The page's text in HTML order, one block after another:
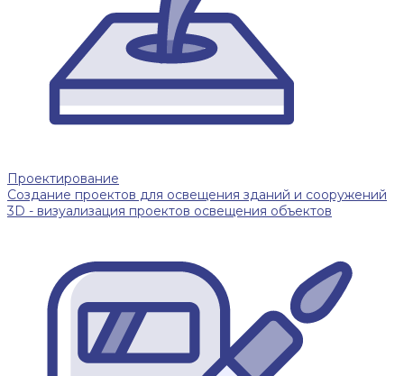
Проектирование
Создание проектов для освещения зданий и сооружений
3D - визуализация проектов освещения объектов